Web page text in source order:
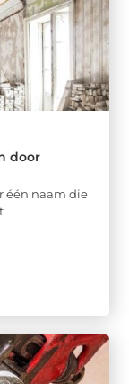
door
één naam die